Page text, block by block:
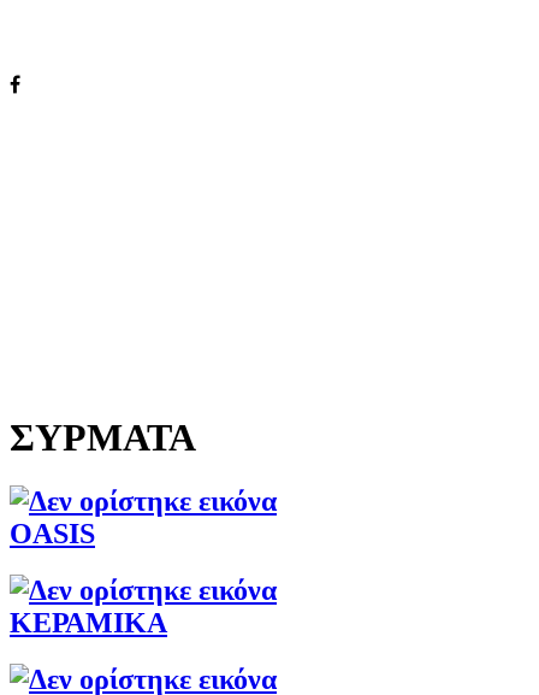
ΣΥΡΜΑΤΑ
OASIS
ΚΕΡΑΜΙΚΑ